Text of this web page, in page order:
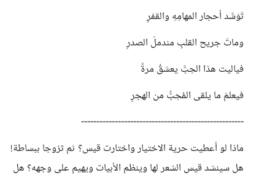
تَوَسَّد أحجار المهامِهِ والقفرِ
وماتَ جريح القلبِ مندملَ الصدرِ
فياليت هذا الحِبَّ يعشقُ مرةً
فيعلمَ ما يلقى المُحِبُّ من الهجرِ
-----------------------------------------------------
ماذا لو أعطيت حرية الاختيار واختارت قيس؟ ثم تزوجا ببساطة!
هل سينشد قيس الشعر لها وينظم الأبيات ويهيم على وجهه؟ هل